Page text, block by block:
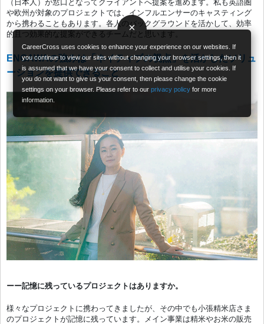
×
CareerCross uses cookies to enhance your experience on our websites. If
you continue to view our sites without changing your browser settings, then it
is assumed that we have your consent to collect and utilise your cookies. If
you do not want to give us your consent, then please change the cookie
settings on your browser. Please refer to ourprivacy policy for more
information.
（日本人）が窓口となってクライアントへ提案を進めます。私も英語圏
や欧州が対象のプロジェクトでは、インフルエンサーのキャスティング
から携わることもあります。各人のバックグラウンドを活かして、効率
的且つ効果的な提案ができるチームだと思います。
ENGAWAの強みは「ネイティブの視点」を活かしたソリュ
ーションを提供できること
ーー記憶に残っているプロジェクトはありますか。
様々なプロジェクトに携わってきましたが、その中でも小張精米店さま
のプロジェクトが記憶に残っています。メイン事業は精米やお米の販売